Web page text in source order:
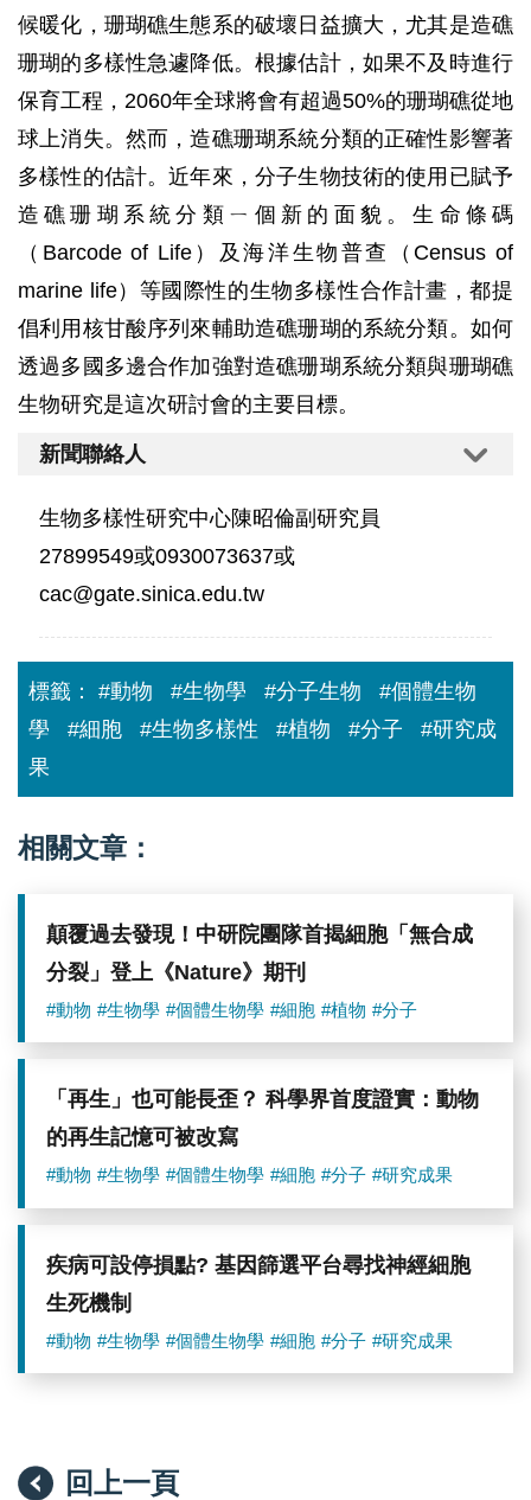
候暖化，珊瑚礁生態系的破壞日益擴大，尤其是造礁
珊瑚的多樣性急遽降低。根據估計，如果不及時進行
保育工程，2060年全球將會有超過50%的珊瑚礁從地
球上消失。然而，造礁珊瑚系統分類的正確性影響著
多樣性的估計。近年來，分子生物技術的使用已賦予
造礁珊瑚系統分類ㄧ個新的面貌。生命條碼
（Barcode of Life）及海洋生物普查（Census of
marine life）等國際性的生物多樣性合作計畫，都提
倡利用核甘酸序列來輔助造礁珊瑚的系統分類。如何
透過多國多邊合作加強對造礁珊瑚系統分類與珊瑚礁
生物研究是這次研討會的主要目標。
新聞聯絡人
生物多樣性研究中心陳昭倫副研究員
27899549或0930073637或
cac@gate.sinica.edu.tw
標籤： #動物 #生物學 #分子生物
#個體生物
學
#細胞 #生物多樣性 #植物 #分子
#研究成
果
相關文章：
顛覆過去發現！中研院團隊首揭細胞「無合成
分裂」登上《Nature》期刊
#動物 #生物學 #個體生物學 #細胞 #植物 #分子
「再生」也可能長歪？ 科學界首度證實：動物
的再生記憶可被改寫
#動物 #生物學 #個體生物學 #細胞 #分子 #研究成果
疾病可設停損點? 基因篩選平台尋找神經細胞
生死機制
#動物 #生物學 #個體生物學 #細胞 #分子 #研究成果
回上一頁